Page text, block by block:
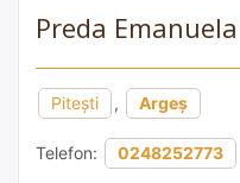
Preda
Pitești , Argeș
Telefon: 0248252773